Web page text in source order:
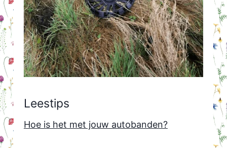
Leestips
Hoe is het met jouw autobanden?